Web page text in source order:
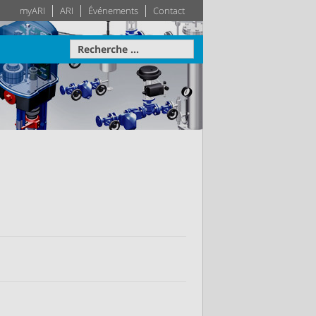
myARI ARI Événements Contact